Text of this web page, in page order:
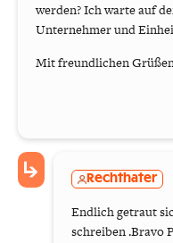
werden? Ich warte auf
Unternehmer und
Mit freundlichen
Rechthater
Endlich getraut
schreiben .Bravo